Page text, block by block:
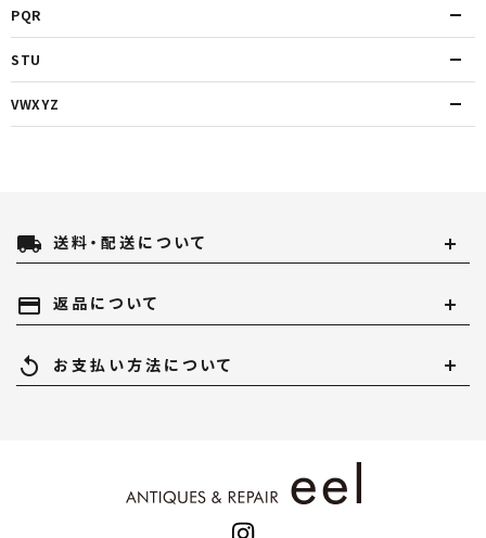
PQR
STU
VWXYZ
local_shipping 送料・配送について
payment 返品について
replay お支払い方法について